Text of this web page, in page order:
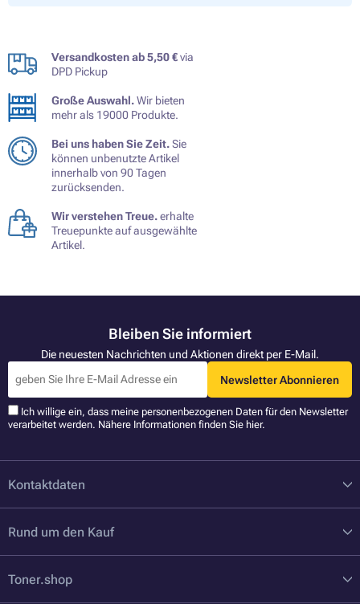
Versandkosten ab 5,50 €via
DPD Pickup
Große Auswahl.Wir bieten
mehr als 19000 Produkte.
Bei uns haben Sie Zeit.Sie
können unbenutzte Artikel
innerhalb von 90 Tagen
zurücksenden.
Wir verstehen Treue.erhalte
Treuepunkte auf ausgewählte
Artikel.
Bleiben Sie informiert
Die neuesten Nachrichten und Aktionen direkt per E-Mail.
Newsletter Abonnieren
Ich willige ein, dass meine personenbezogenen Daten für den Newsletter
verarbeitet werden. Nähere Informationen finden Sie hier.
Kontaktdaten
Rund um den Kauf
Toner.shop